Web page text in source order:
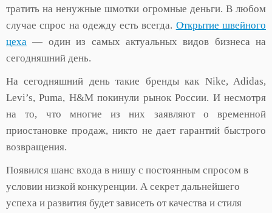
тратить на ненужные шмотки огромные деньги. В любом
случае спрос на одежду есть всегда. Открытие швейного
цеха — один из самых актуальных видов бизнеса на
сегодняшний день.
На сегодняшний день такие бренды как Nike, Adidas,
Levi’s, Puma, H&M покинули рынок России. И несмотря
на то, что многие из них заявляют о временной
приостановке продаж, никто не дает гарантий быстрого
возвращения.
Появился шанс входа в нишу с постоянным спросом в
условии низкой конкуренции. А секрет дальнейшего
успеха и развития будет зависеть от качества и стиля